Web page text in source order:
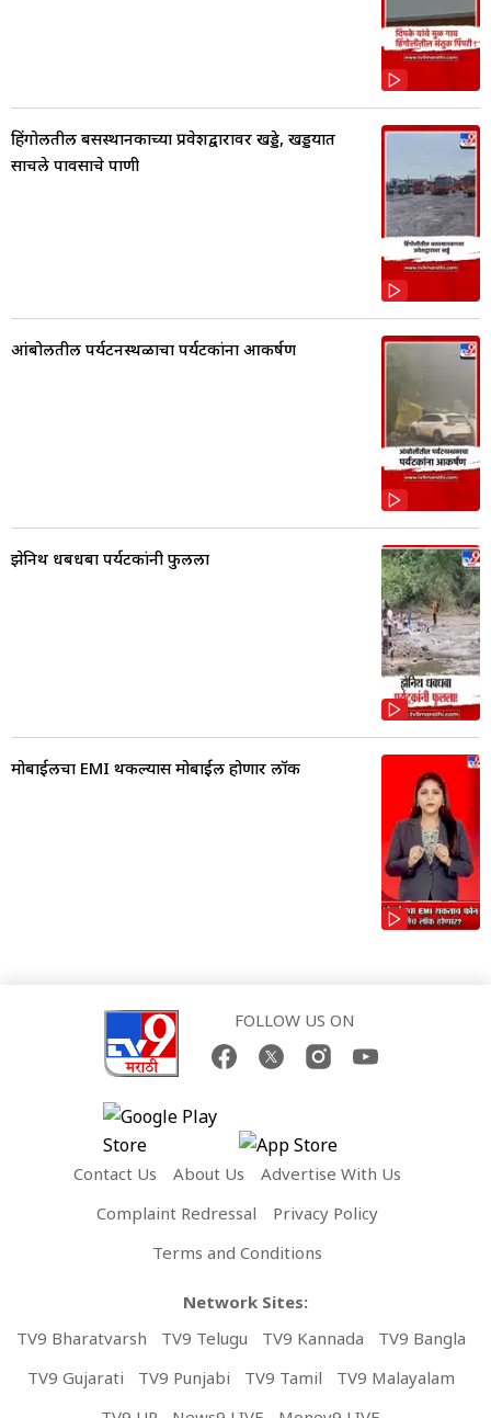
हिंगोलीतील बसस्थानकाच्या प्रवेशद्वारावर खड्डे, खड्डयात
साचले पावसाचे पाणी
आंबोलीतील पर्यटनस्थळाचा पर्यटकांना आकर्षण
झेनिथ धबधबा पर्यटकांनी फुलला
मोबाईलचा EMI थकल्यास मोबाईल होणार लॉक
FOLLOW US ON
Contact Us About Us
Advertise With Us
Complaint Redressal
Privacy Policy
Terms and Conditions
Network Sites:
TV9 Bharatvarsh
TV9 Telugu TV9 Kannada
TV9 Bangla
TV9 Gujarati
TV9 Punjabi TV9 Tamil
TV9 Malayalam